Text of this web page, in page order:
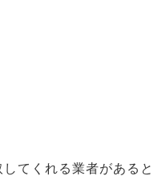
てくれる業者があると